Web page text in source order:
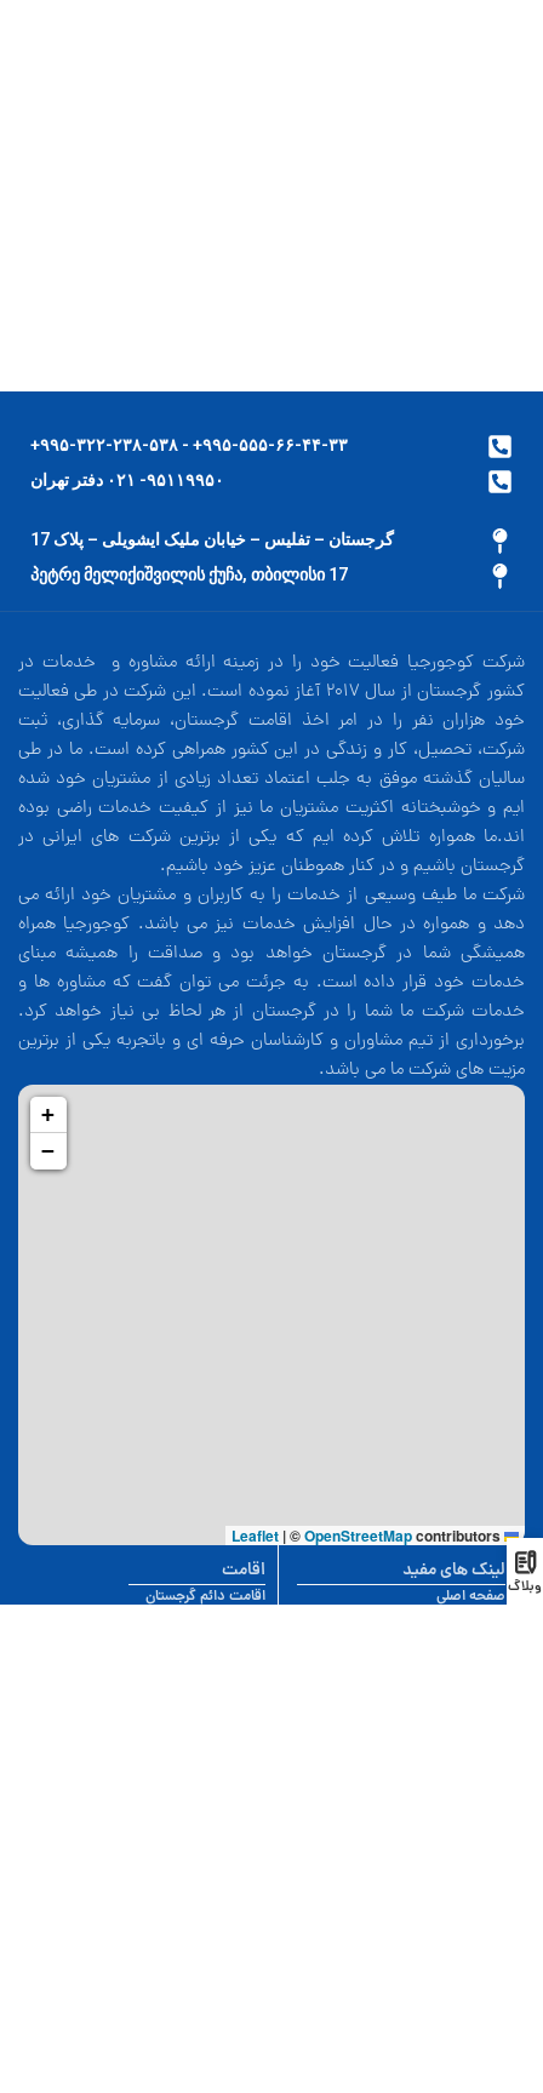
۹۹۵-۵۵۵-۶۶-۴۴-۳۳+ - ۹۹۵-۳۲۲-۲۳۸-۵۳۸+
۹۵۱۱۹۹۵۰- ۰۲۱ دفتر تهران
گرجستان – تفلیس – خیابان ملیک ایشویلی – پلاک 17
17 პეტრე მელიქიშვილის ქუჩა, თბილისი
شرکت کوجورجیا فعالیت خود را در زمینه ارائه مشاوره و خدمات در
کشور گرجستان از سال 2017 آغاز نموده است. این شرکت در طی فعالیت
خود هزاران نفر را در امر اخذ اقامت گرجستان، سرمایه گذاری، ثبت
شرکت، تحصیل، کار و زندگی در این کشور همراهی کرده است. ما در طی
سالیان گذشته موفق به جلب اعتماد تعداد زیادی از مشتریان خود شده
ایم و خوشبختانه اکثریت مشتریان ما نیز از کیفیت خدمات راضی بوده
اند.ما همواره تلاش کرده ایم که یکی از برترین شرکت های ایرانی در
گرجستان باشیم و در کنار هموطنان عزیز خود باشیم.
شرکت ما طیف وسیعی از خدمات را به کاربران و مشتریان خود ارائه می
دهد و همواره در حال افزایش خدمات نیز می باشد. کوجورجیا همراه
همیشگی شما در گرجستان خواهد بود و صداقت را همیشه مبنای
خدمات خود قرار داده است. به جرئت می توان گفت که مشاوره ها و
خدمات شرکت ما شما را در گرجستان از هر لحاظ بی نیاز خواهد کرد.
برخورداری از تیم مشاوران و کارشناسان حرفه ای و باتجربه یکی از برترین
مزیت های شرکت ما می باشد.
+
−
Leaflet
|©OpenStreetMapcontributors
اقامت
اقامت دائم گرجستان
لینک های مفید
صفحه اصلیوبلاگ